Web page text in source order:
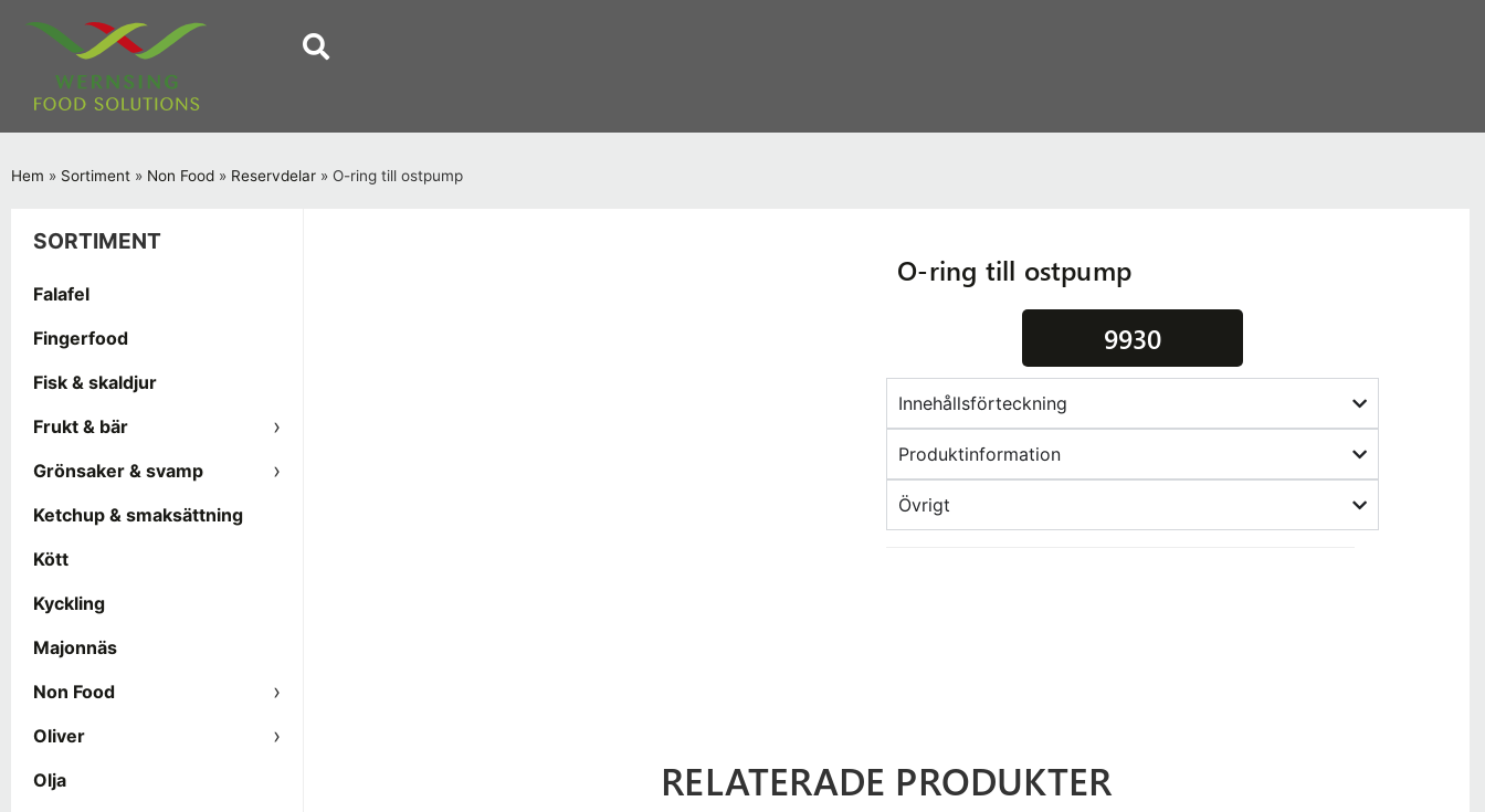
Hem » Sortiment » Non Food » Reservdelar » O-ring till ostpump
SORTIMENT
Falafel
Fingerfood
Fisk & skaldjur
Frukt & bär
Grönsaker & svamp
Ketchup & smaksättning
Kött
Kyckling
Majonnäs
Non Food
Oliver
Olja
O-ring till ostpump
9930
Innehållsförteckning
Produktinformation
Övrigt
RELATERADE PRODUKTER